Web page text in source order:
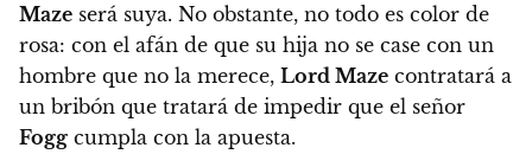
Maze será suya. No obstante, no todo es color de
rosa: con el afán de que su hija no se case con un
hombre que no la merece, Lord Maze contratará a
un bribón que tratará de impedir que el señor
Fogg cumpla con la apuesta.